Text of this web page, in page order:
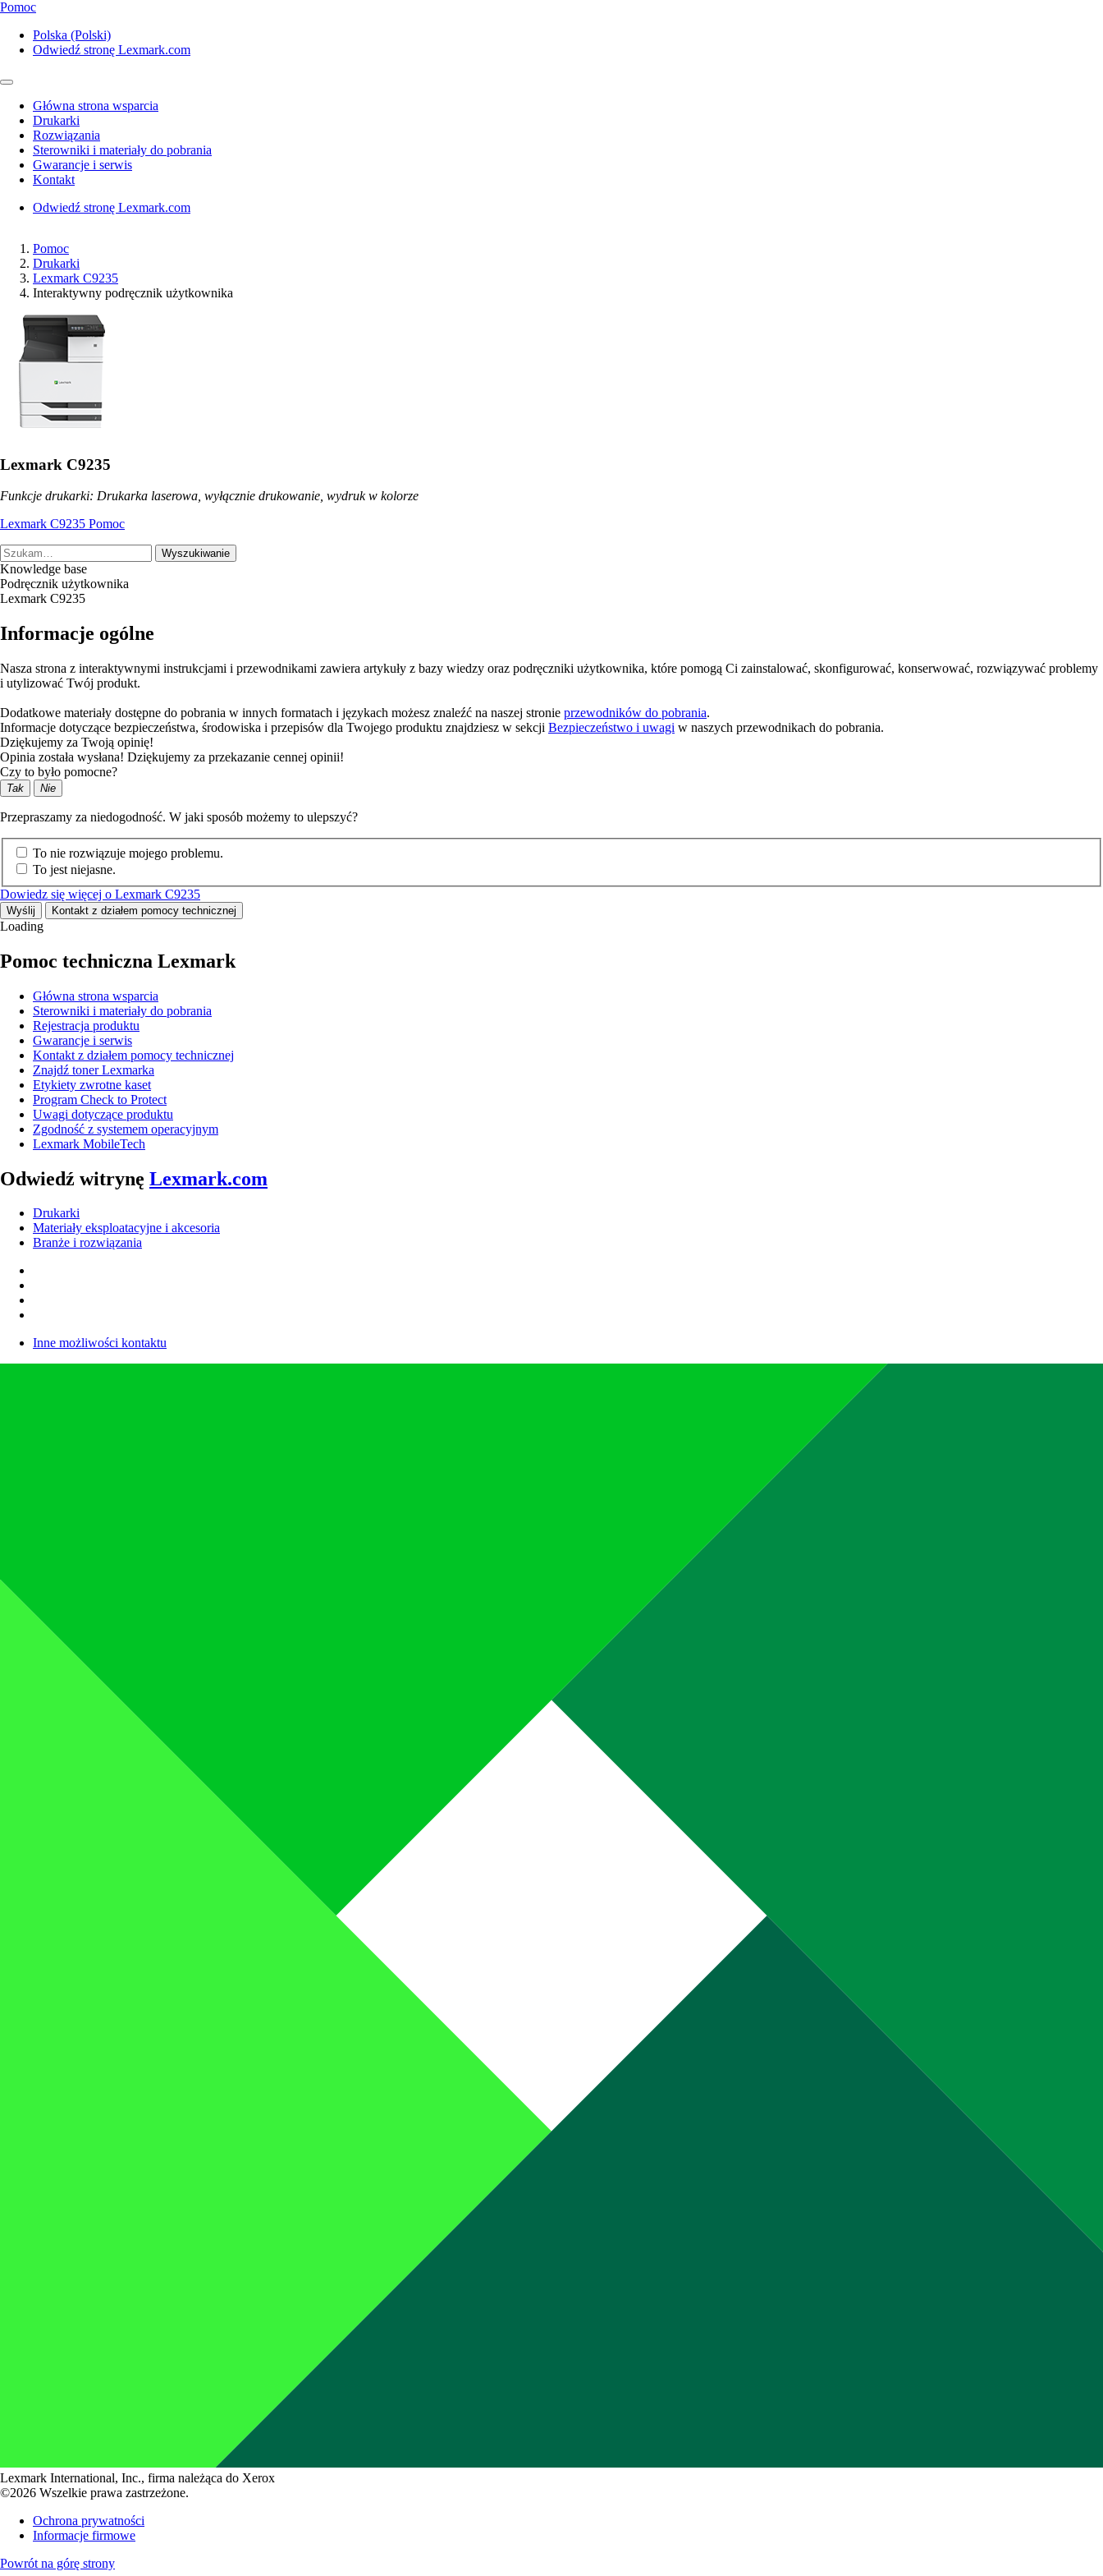
Pomoc
Polska (Polski)
Odwiedź stronę Lexmark.com
Główna strona wsparcia
Drukarki
Rozwiązania
Sterowniki i materiały do pobrania
Gwarancje i serwis
Kontakt
Odwiedź stronę Lexmark.com
Pomoc
Drukarki
Lexmark C9235
Interaktywny podręcznik użytkownika
Lexmark C9235
Funkcje drukarki: Drukarka laserowa, wyłącznie drukowanie, wydruk w kolorze
Lexmark C9235 Pomoc
Wyszukiwanie
Knowledge base
Podręcznik użytkownika
Lexmark C9235
Informacje ogólne
Nasza strona z interaktywnymi instrukcjami i przewodnikami zawiera artykuły z bazy wiedzy oraz podręczniki użytkownika, które pomogą Ci zainstalować, skonfigurować, konserwować, rozwiązywać problemy
i utylizować Twój produkt.
Dodatkowe materiały dostępne do pobrania w innych formatach i językach możesz znaleźć na naszej stronie przewodników do pobrania.
Informacje dotyczące bezpieczeństwa, środowiska i przepisów dla Twojego produktu znajdziesz w sekcji Bezpieczeństwo i uwagi w naszych przewodnikach do pobrania.
Dziękujemy za Twoją opinię!
Opinia została wysłana! Dziękujemy za przekazanie cennej opinii!
Czy to było pomocne?
Tak Nie
Przepraszamy za niedogodność. W jaki sposób możemy to ulepszyć?
To nie rozwiązuje mojego problemu.
To jest niejasne.
Dowiedz się więcej o Lexmark C9235
Wyślij Kontakt z działem pomocy technicznej
Loading
Pomoc techniczna Lexmark
Główna strona wsparcia
Sterowniki i materiały do pobrania
Rejestracja produktu
Gwarancje i serwis
Kontakt z działem pomocy technicznej
Znajdź toner Lexmarka
Etykiety zwrotne kaset
Program Check to Protect
Uwagi dotyczące produktu
Zgodność z systemem operacyjnym
Lexmark MobileTech
Odwiedź witrynę Lexmark.com
Drukarki
Materiały eksploatacyjne i akcesoria
Branże i rozwiązania
Inne możliwości kontaktu
Lexmark International, Inc., firma należąca do Xerox
©2026 Wszelkie prawa zastrzeżone.
Ochrona prywatności
Informacje firmowe
Powrót na górę strony